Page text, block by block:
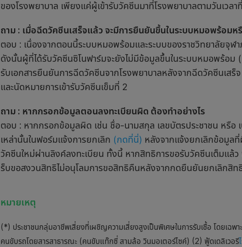
ของโรงพยาบาล เพียงแค่ผู้เข้ารับวัคซีนมาที่โรงพยาบาลตามวันเวลา
ถาม : เมื่อฉีดวัคซีนเสร็จแล้ว จะมีการยืนยันขึ้นในระบบหมอพร้อมห
ตอบ : เนื่องจากตอนนี้ระบบหมอพร้อมและระบบของราชวิทยาลัยจุฬ
ดังนั้นผู้ที่ได้รับวัคซีนซิโนฟาร์มจะยังไม่มีข้อมูลขึ้นในระบบหมอพร้อม
รับเอกสารยืนยันการฉีดวัคซีนจากโรงพยาบาลหลังจากฉีดวัคซีนเสร็จ
และนัดหมายการเข้ารับวัคซีนเข็มที่ 2
ถาม : หากกรอกข้อมูลตอนลงทะเบียนผิด ต้องทำอย่างไร
ตอบ : หากกรอกข้อมูลผิด เช่น ชื่อ-นามสกุล เลขบัตรประชาชน หรือ
เหล่านั้นในฟอร์มแจ้งการยกเลิก (กดที่นี่) หลังจากแจ้งยกเลิกข้อมูลที่
วัคซีนใหม่ผ่านลิงค์ลงทะเบียน ทั้งนี้ หากสิทธิการขอรับวัคซีนเต็มแล้
ร็บขอสงวนสิทธิไม่อนุโลมการขอสิทธิคืนหลังจากกดยืนยันยกเลิกสิ
หมายเหตุ
(*) ประชาชนกลุ่มอาชีพเสี่ยงที่เผชิญความเสี่ยงสูงเป็นพิเศษในการรับเชื้อ โดยเ
คนขับรถโดยสารสาธารณะ (คนขับแท๊กซี่ สามล้อ วินมอเตอร์ไซค์) (2) ฟู้ดเดลิเวอรี